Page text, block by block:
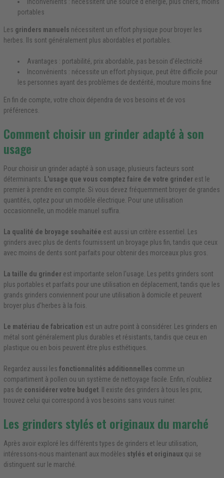
portables
Les grinders manuels nécessitent un effort physique pour broyer les
herbes. Ils sont généralement plus abordables et portables.
Avantages : portabilité, prix abordable, pas besoin d'électricité
Inconvénients : nécessite un effort physique, peut être difficile pour
les personnes ayant des problèmes de dextérité, mouture moins fine
En fin de compte, votre choix dépendra de vos besoins et de vos
préférences.
Comment choisir un grinder adapté à son
usage
Pour choisir un grinder adapté à son usage, plusieurs facteurs sont
déterminants.
L'usage que vous comptez faire de votre grinder est le
premier à prendre en compte. Si vous devez fréquemment broyer de grandes
quantités, optez pour un modèle électrique. Pour une utilisation
occasionnelle, un modèle manuel suffira.
La qualité de broyage souhaitée est aussi un critère essentiel. Les
grinders avec plus de dents fournissent un broyage plus fin, tandis que ceux
avec moins de dents sont parfaits pour obtenir des morceaux plus gros.
La taille du grinder est importante selon l'usage. Les petits grinders sont
plus portables et parfaits pour une utilisation en déplacement, tandis que les
grands grinders conviennent pour une utilisation à domicile et peuvent
broyer plus d'herbes à la fois.
Le matériau de fabrication est un autre point à considérer. Les grinders en
métal sont généralement plus durables et résistants, tandis que ceux en
plastique ou en bois peuvent être plus esthétiques.
Regardez aussi les fonctionnalités additionnelles comme un
compartiment à pollen ou un système de nettoyage facile. Enfin, n'oubliez
pas de considérer votre budget. Il existe des grinders à tous les prix,
trouvez celui qui correspond à vos besoins sans vous ruiner.
Les grinders stylés et originaux du marché
Après avoir exploré les différents types de grinders et leur utilisation,
intéressons-nous maintenant aux modèles stylés et originauxqui se
distinguent sur le marché.